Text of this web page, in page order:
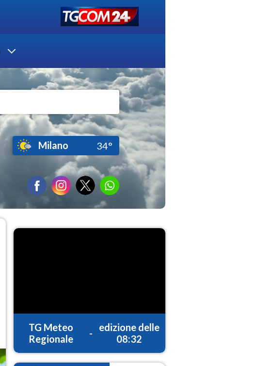
Milano 34°
TG Meteo
Regionale
-
edizione delle
08:32